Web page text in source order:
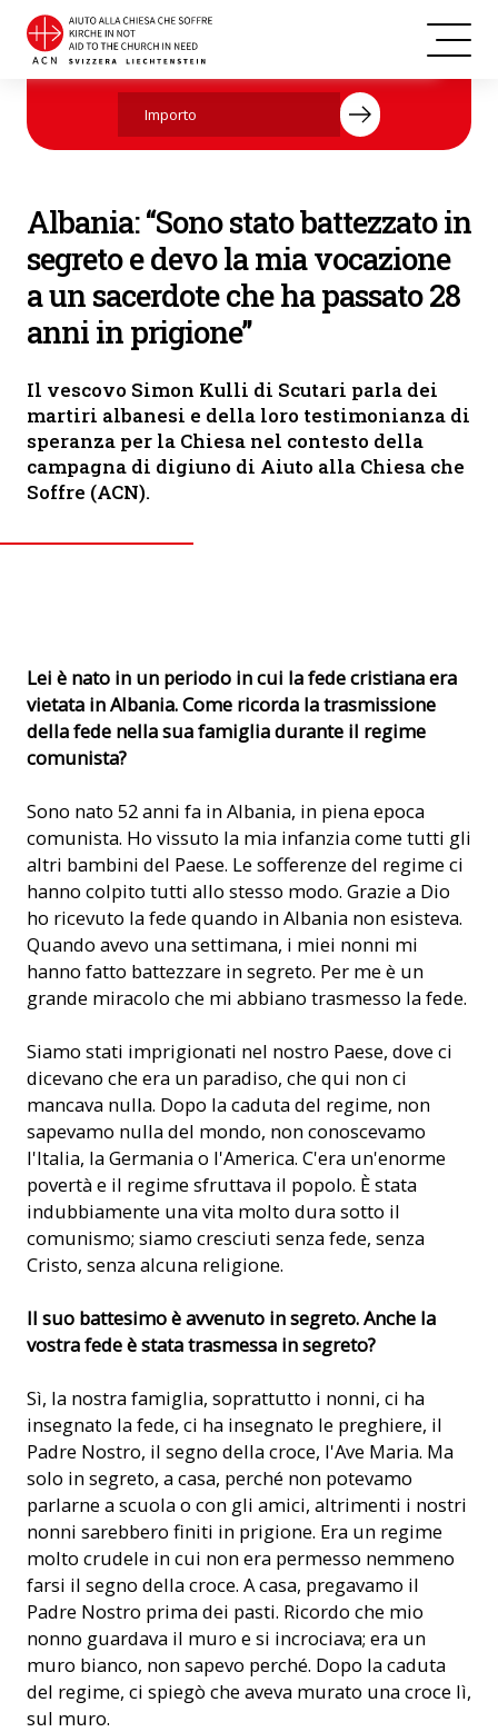
Il vescovo Simon Kulli con suor Maria Kuleta e altre due suore (©
ACN/Magdalena Wolnik)Aiutate ora con la vostra donazione.
Albania: “Sono stato battezzato in
segreto e devo la mia vocazione
a un sacerdote che ha passato 28
anni in prigione”
Il vescovo Simon Kulli di Scutari parla dei
martiri albanesi e della loro testimonianza di
speranza per la Chiesa nel contesto della
campagna di digiuno di Aiuto alla Chiesa che
Soffre (ACN).
Lei è nato in un periodo in cui la fede cristiana era
vietata in Albania. Come ricorda la trasmissione
della fede nella sua famiglia durante il regime
comunista?
Sono nato 52 anni fa in Albania, in piena epoca
comunista. Ho vissuto la mia infanzia come tutti gli
altri bambini del Paese. Le sofferenze del regime ci
hanno colpito tutti allo stesso modo. Grazie a Dio
ho ricevuto la fede quando in Albania non esisteva.
Quando avevo una settimana, i miei nonni mi
hanno fatto battezzare in segreto. Per me è un
grande miracolo che mi abbiano trasmesso la fede.
Siamo stati imprigionati nel nostro Paese, dove ci
dicevano che era un paradiso, che qui non ci
mancava nulla. Dopo la caduta del regime, non
sapevamo nulla del mondo, non conoscevamo
l'Italia, la Germania o l'America. C'era un'enorme
povertà e il regime sfruttava il popolo. È stata
indubbiamente una vita molto dura sotto il
comunismo; siamo cresciuti senza fede, senza
Cristo, senza alcuna religione.
Il suo battesimo è avvenuto in segreto. Anche la
vostra fede è stata trasmessa in segreto?
Sì, la nostra famiglia, soprattutto i nonni, ci ha
insegnato la fede, ci ha insegnato le preghiere, il
Padre Nostro, il segno della croce, l'Ave Maria. Ma
solo in segreto, a casa, perché non potevamo
parlarne a scuola o con gli amici, altrimenti i nostri
nonni sarebbero finiti in prigione. Era un regime
molto crudele in cui non era permesso nemmeno
farsi il segno della croce. A casa, pregavamo il
Padre Nostro prima dei pasti. Ricordo che mio
nonno guardava il muro e si incrociava; era un
muro bianco, non sapevo perché. Dopo la caduta
del regime, ci spiegò che aveva murato una croce lì,
sul muro.